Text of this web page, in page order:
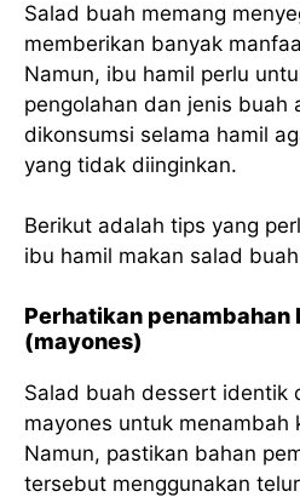
Salad buah memang
memberikan banyak
Namun, ibu hamil perlu
pengolahan dan jenis buah
dikonsumsi selama hamil
yang tidak diinginkan.
Berikut adalah tips yang
ibu hamil makan salad
Perhatikan penambahan
(mayones)
Salad buah dessert identik
mayones untuk menambah
Namun, pastikan bahan
tersebut menggunakan